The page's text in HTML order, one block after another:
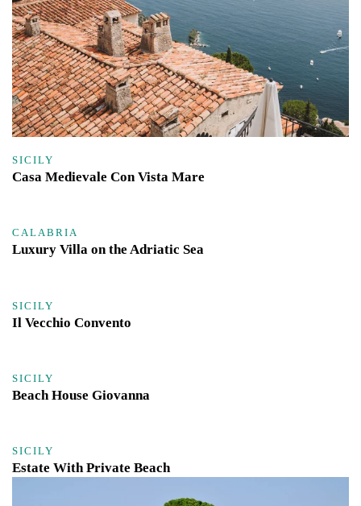
SICILY
Casa Medievale Con Vista Mare
CALABRIA
Luxury Villa on the Adriatic Sea
SICILY
Il Vecchio Convento
SICILY
Beach House Giovanna
SICILY
Estate With Private Beach